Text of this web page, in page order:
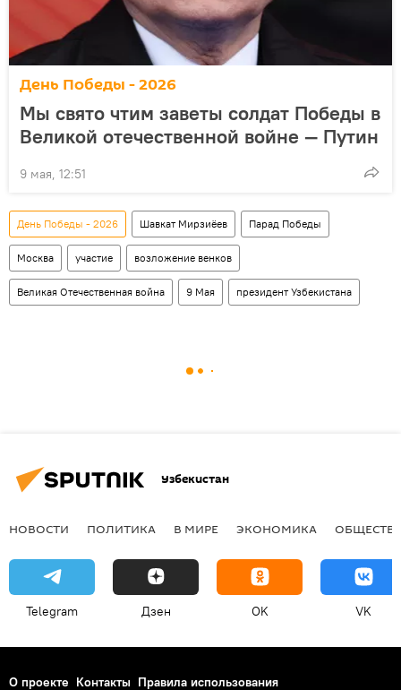
День Победы - 2026
Мы свято чтим заветы солдат Победы в
Великой отечественной войне — Путин
9 мая, 12:51
День Победы - 2026 Шавкат Мирзиёев Парад Победы
Москва участие возложение венков
Великая Отечественная война 9 Мая президент Узбекистана
Узбекистан
НОВОСТИ ПОЛИТИКА В МИРЕ ЭКОНОМИКА
Telegram Дзен OK VK
О проекте Контакты Правила использования